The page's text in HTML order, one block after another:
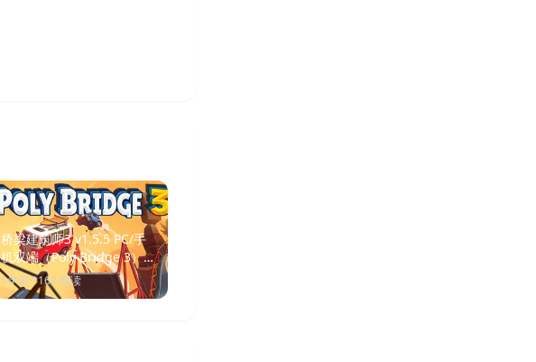
桥梁建筑师3 v1.5.5 PC/手
机双端（Poly Bridge 3）免
安装中文版
1年前·1162 阅读